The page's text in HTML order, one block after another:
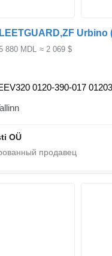
880 MDL ≈ 2 069 $
0120-390-017
OÜ